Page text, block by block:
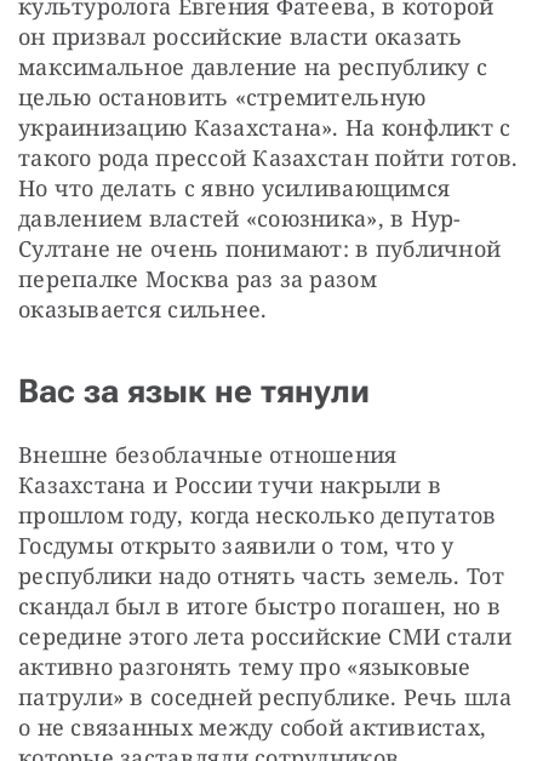
культуролога Евгения Фатеева, в которой
он призвал российские власти оказать
максимальное давление на республику с
целью остановить «стремительную
украинизацию Казахстана». На конфликт с
такого рода прессой Казахстан пойти готов.
Но что делать с явно усиливающимся
давлением властей «союзника», в Нур-
Султане не очень понимают: в публичной
перепалке Москва раз за разом
оказывается сильнее.
Вас за язык не тянули
Внешне безоблачные отношения
Казахстана и России тучи накрыли в
прошлом году, когда несколько депутатов
Госдумы открыто заявили о том, что у
республики надо отнять часть земель. Тот
скандал был в итоге быстро погашен, но в
середине этого лета российские СМИ стали
активно разгонять тему про «языковые
патрули» в соседней республике. Речь шла
о не связанных между собой активистах,